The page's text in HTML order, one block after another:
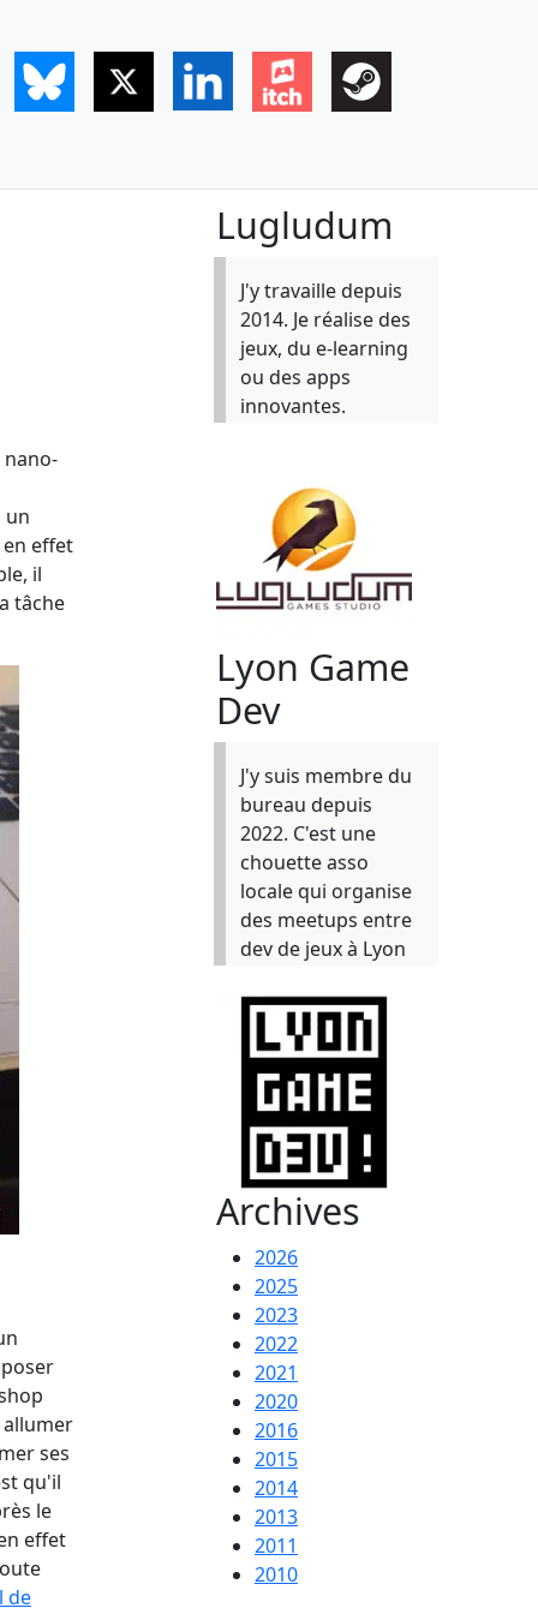
un
effet
il
tâche
ses
qu'il
le
effet
de
Lugludum
J'y travaille depuis
2014. Je réalise des
jeux, du e-learning
ou des apps
innovantes.
Lyon Game
Dev
J'y suis membre du
bureau depuis
2022. C'est une
chouette asso
locale qui organise
des meetups entre
dev de jeux à Lyon
Archives
2026
2025
2023
2022
2021
2020
2016
2015
2014
2013
2011
2010